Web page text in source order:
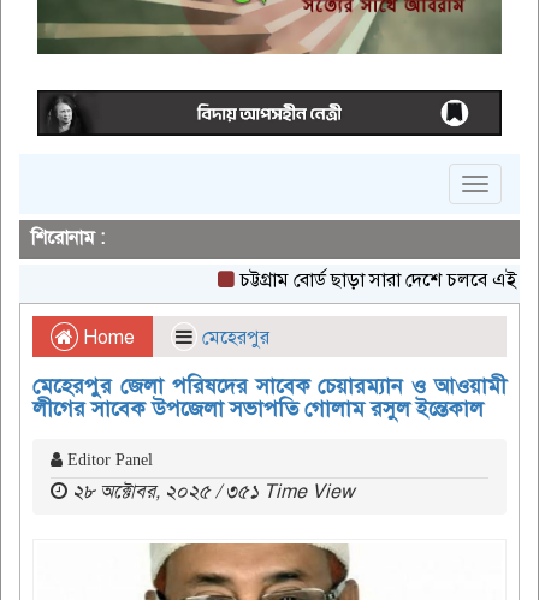
Toggle
শিরোনাম :
চট্টগ্রাম বোর্ড ছাড়া সারা দেশে চলবে এইচএসসি
Home মেহেরপুর
মেহেরপুর জেলা পরিষদের সাবেক চেয়ারম্যান ও আওয়ামী
লীগের সাবেক উপজেলা সভাপতি গোলাম রসুল ইন্তেকাল
Editor Panel
২৮ অক্টোবর, ২০২৫ / ৩৫১ Time View